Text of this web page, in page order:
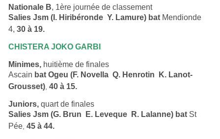
Nationale B, 1ère journée de classement
Salies Jsm (I. Hiribéronde  Y. Lamure) bat Mendionde
4,30 à 19.
CHISTERA JOKO GARBI
Minimes, huitième de finales
Ascain bat Ogeu (F. Novella  Q. Henrotin  K. Lanot-
Grousset) ,40 à 15.
Juniors,quart de finales
Salies Jsm (G. Brun  E. Leveque  R. Lalanne) bat St
Pée ,45 à 44.